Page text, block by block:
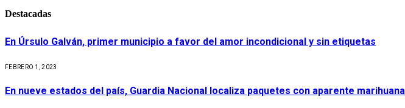
Destacadas
En Úrsulo Galván, primer municipio a favor del amor incondicional y sin etiquetas
FEBRERO 1, 2023
En nueve estados del país, Guardia Nacional localiza paquetes con aparente marihuana